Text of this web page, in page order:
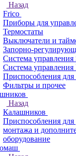
Назад
Frico
Приборы для
Термостаты
Выключатели и
Запорно-
Система управления
Система управления
Приспособления
Фильтры и прочее
Назад
Калашников
Приспособления для
монтажа и
оборудование